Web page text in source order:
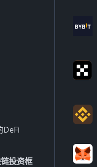
DeFi
投资框